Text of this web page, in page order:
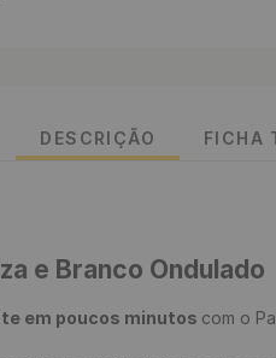
DESCRIÇÃO FICHA
e Branco Ondulado
em poucos minutos com o